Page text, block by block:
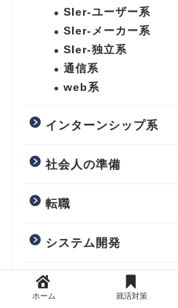
SIer-ユーザー系
SIer-メーカー系
SIer-独立系
通信系
web系
インターンシップ系
社会人の準備
転職
システム開発
その他
ホーム 就活対策